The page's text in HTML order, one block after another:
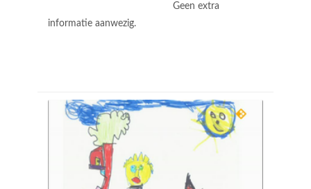
Geen extra
informatie aanwezig.